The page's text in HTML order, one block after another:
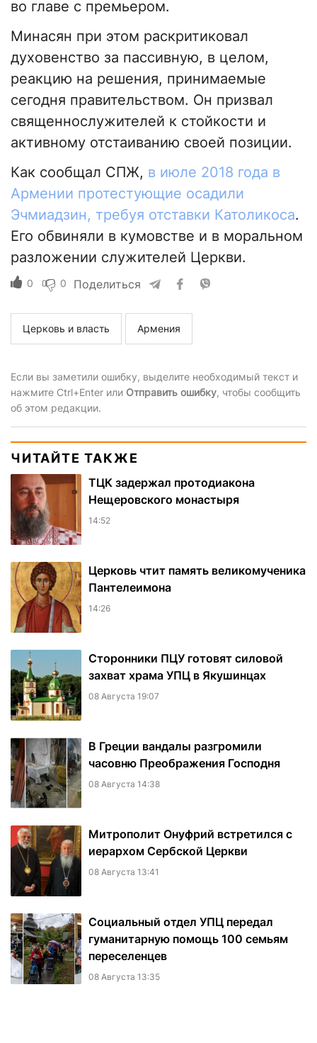
во главе с премьером.
Минасян при этом раскритиковал
духовенство за пассивную, в целом,
реакцию на решения, принимаемые
сегодня правительством. Он призвал
священнослужителей к стойкости и
активному отстаиванию своей позиции.
Как сообщал СПЖ, в июле 2018 года в
Армении протестующие осадили
Эчмиадзин, требуя отставки Католикоса.
Его обвиняли в кумовстве и в моральном
разложении служителей Церкви.
0 0 Поделиться
Церковь и власть Армения
Если вы заметили ошибку, выделите необходимый текст и
нажмите Ctrl+Enter или Отправить ошибку, чтобы сообщить
об этом редакции.
ЧИТАЙТЕ ТАКЖЕ
ТЦК задержал протодиакона
Нещеровского монастыря
14:52
Церковь чтит память великомученика
Пантелеимона
14:26
Сторонники ПЦУ готовят силовой
захват храма УПЦ в Якушинцах
08 Августа 19:07
В Греции вандалы разгромили
часовню Преображения Господня
08 Августа 14:38
Митрополит Онуфрий встретился с
иерархом Сербской Церкви
08 Августа 13:41
Социальный отдел УПЦ передал
гуманитарную помощь 100 семьям
переселенцев
08 Августа 13:35